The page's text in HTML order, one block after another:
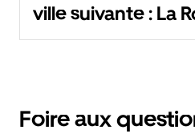
ville suivante : La
Foire aux